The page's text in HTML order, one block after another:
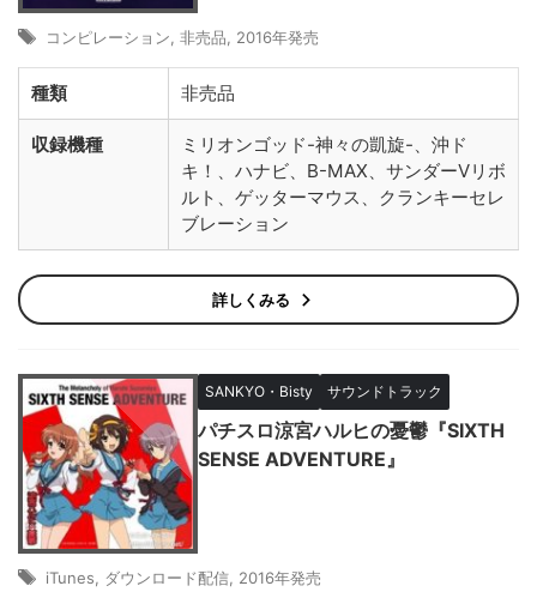
コンピレーション 非売品 2016年発売
種類 非売品
収録機種
ミリオンゴッド-神々の凱旋-、沖ド
キ！、ハナビ、B-MAX、サンダーVリボ
ルト、ゲッターマウス、クランキーセレ
ブレーション
詳しくみる
SANKYO・Bisty サウンドトラック
パチスロ涼宮ハルヒの憂鬱『SIXTH
SENSE ADVENTURE』
iTunes ダウンロード配信 2016年発売